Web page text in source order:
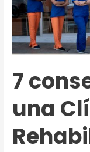
7
una